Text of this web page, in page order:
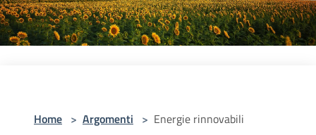
Home > Argomenti > Energie rinnovabili